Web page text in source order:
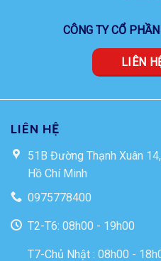
CÔNG TY CỔ
LIÊN
LIÊN HỆ
51B Đường Thạnh Xuân
Hồ Chí Minh
0975778400
T2-T6: 08h00 - 19h00
T7-Chủ Nhật : 08h00 -